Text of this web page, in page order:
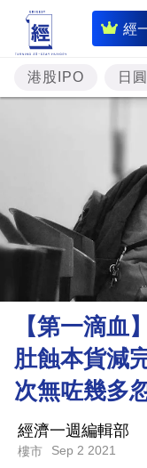
經
即
時
財
經
專
投
資
樓
市
理
商
業
科
技
港股IPO 日圓
【第一滴血
肚蝕本貨減
次無咗幾多
經濟一週編輯部
樓市 Sep 2 2021